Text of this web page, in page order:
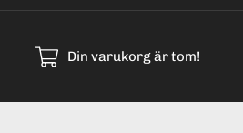
Din varukorg är tom!